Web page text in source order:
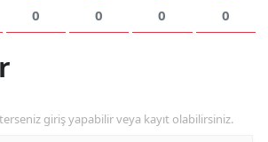
0 0 0 0
giriş yapabilir veya kayıt olabilirsiniz.